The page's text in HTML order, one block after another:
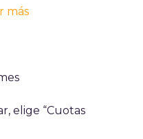
más
elige “Cuotas